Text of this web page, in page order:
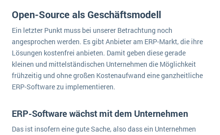
Open-Source als Geschäftsmodell
Ein letzter Punkt muss bei unserer Betrachtung noch
angesprochen werden. Es gibt Anbieter am ERP-Markt, die ihre
Lösungen kostenfrei anbieten. Damit geben diese gerade
kleinen und mittelständischen Unternehmen die Möglichkeit
frühzeitig und ohne großen Kostenaufwand eine ganzheitliche
ERP-Software zu implementieren.
ERP-Software wächst mit dem Unternehmen
Das ist insofern eine gute Sache, also dass ein Unternehmen